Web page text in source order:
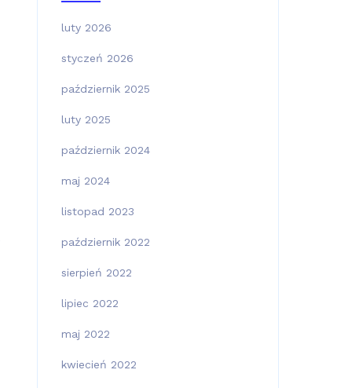
luty 2026
styczeń 2026
październik 2025
luty 2025
październik 2024
maj 2024
listopad 2023
październik 2022
sierpień 2022
lipiec 2022
maj 2022
kwiecień 2022